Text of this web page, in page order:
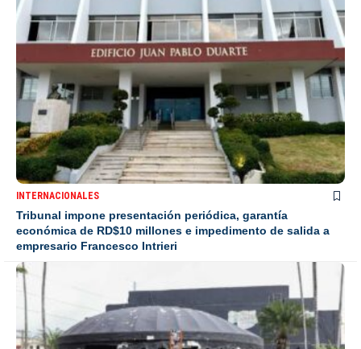
INTERNACIONALES
Tribunal impone presentación periódica, garantía
económica de RD$10 millones e impedimento de salida a
empresario Francesco Intrieri